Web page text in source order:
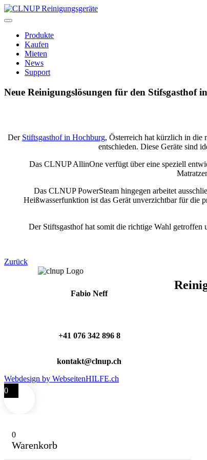
Skip
to
Produkte
Kaufen
Mieten
News
Support
Neue Reinigungslösungen für den Stifsgasthof
Der Stiftsgasthof in Hochburg, Österreich hat kürzlich in die
entschieden. Diese Geräte sind
Das CLNUP AllinOne verfügt über eine speziell
Das CLNUP PowerSteam hingegen arbeitet
Heißwasserfunktion ist das Gerät unverzichtbar für die
Der Stiftsgasthof hat somit die richtige Wahl getroffen
Zurück
Fabio Neff
+41 076 342 896 8
kontakt@clnup.ch
Webdesign by WebseitenHILFE.ch
0
0
Warenkorb